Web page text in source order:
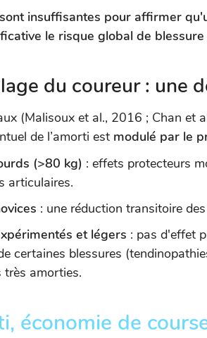
insuffisantes pour affirmer
le risque global de
du coureur : une
(Malisoux et al., 2016 ; Chan et
de l’amorti est modulé par le
(>80 kg) : effets protecteurs
articulaires.
: une réduction transitoire
et légers : pas d'effet
certaines blessures
très amorties.
économie de